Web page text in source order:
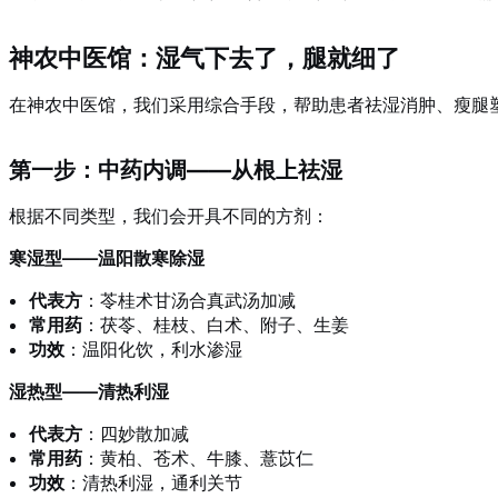
神农中医馆：湿气下去了，腿就细了
在神农中医馆，我们采用综合手段，帮助患者祛湿消肿、瘦腿
第一步：中药内调——从根上祛湿
根据不同类型，我们会开具不同的方剂：
寒湿型——温阳散寒除湿
代表方 ：苓桂术甘汤合真武汤加减
常用药 ：茯苓、桂枝、白术、附子、生姜
功效 ：温阳化饮，利水渗湿
湿热型——清热利湿
代表方 ：四妙散加减
常用药 ：黄柏、苍术、牛膝、薏苡仁
功效 ：清热利湿，通利关节